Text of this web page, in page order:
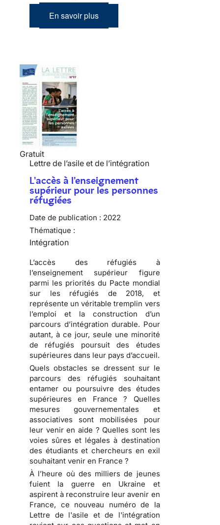
En savoir plus
Gratuit
Lettre de l’asile et de l’intégration
L'accès à l'enseignement
supérieur pour les personnes
réfugiées
Date de publication : 2022
Thématique :
Intégration
L’accès des réfugiés à
l’enseignement supérieur figure
parmi les priorités du Pacte mondial
sur les réfugiés de 2018, et
représente un véritable tremplin vers
l’emploi et la construction d’un
parcours d’intégration durable. Pour
autant, à ce jour, seule une minorité
de réfugiés poursuit des études
supérieures dans leur pays d’accueil.
Quels obstacles se dressent sur le
parcours des réfugiés souhaitant
entamer ou poursuivre des études
supérieures en France ? Quelles
mesures gouvernementales et
associatives sont mobilisées pour
leur venir en aide ? Quelles sont les
voies sûres et légales à destination
des étudiants et chercheurs en exil
souhaitant venir en France ?
À l’heure où des milliers de jeunes
fuient la guerre en Ukraine et
aspirent à reconstruire leur avenir en
France, ce nouveau numéro de la
Lettre de l'asile et de l'intégration